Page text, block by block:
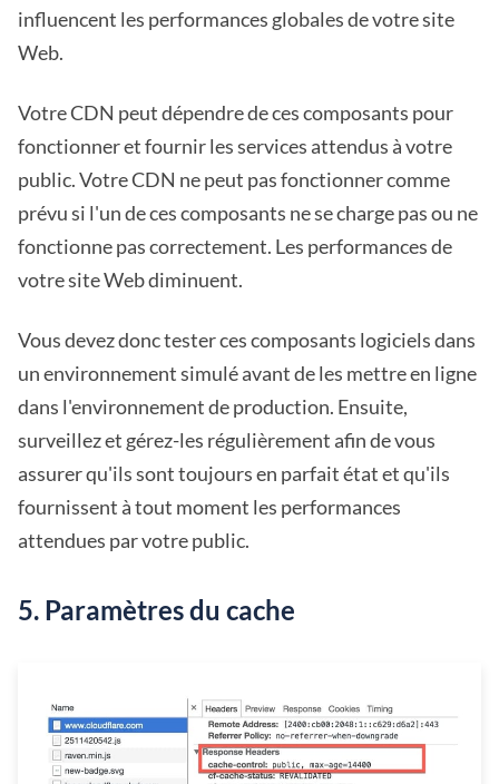
influencent les performances globales de votre site
Web.
Votre CDN peut dépendre de ces composants pour
fonctionner et fournir les services attendus à votre
public. Votre CDN ne peut pas fonctionner comme
prévu si l'un de ces composants ne se charge pas ou ne
fonctionne pas correctement. Les performances de
votre site Web diminuent.
Vous devez donc tester ces composants logiciels dans
un environnement simulé avant de les mettre en ligne
dans l'environnement de production. Ensuite,
surveillez et gérez-les régulièrement afin de vous
assurer qu'ils sont toujours en parfait état et qu'ils
fournissent à tout moment les performances
attendues par votre public.
5. Paramètres du cache